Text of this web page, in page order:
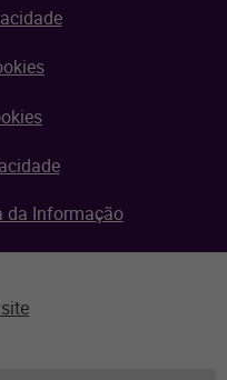
da Informação